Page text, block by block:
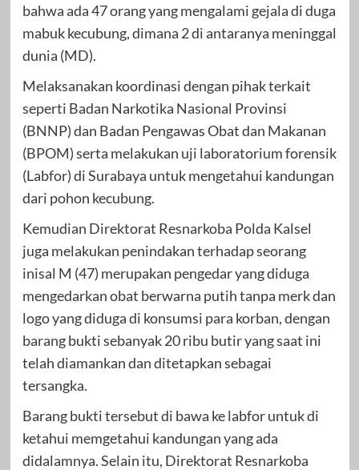
bahwa ada 47 orang yang mengalami gejala di duga
mabuk kecubung, dimana 2 di antaranya meninggal
dunia (MD).
Melaksanakan koordinasi dengan pihak terkait
seperti Badan Narkotika Nasional Provinsi
(BNNP) dan Badan Pengawas Obat dan Makanan
(BPOM) serta melakukan uji laboratorium forensik
(Labfor) di Surabaya untuk mengetahui kandungan
dari pohon kecubung.
Kemudian Direktorat Resnarkoba Polda Kalsel
juga melakukan penindakan terhadap seorang
inisal M (47) merupakan pengedar yang diduga
mengedarkan obat berwarna putih tanpa merk dan
logo yang diduga di konsumsi para korban, dengan
barang bukti sebanyak 20 ribu butir yang saat ini
telah diamankan dan ditetapkan sebagai
tersangka.
Barang bukti tersebut di bawa ke labfor untuk di
ketahui memgetahui kandungan yang ada
didalamnya. Selain itu, Direktorat Resnarkoba